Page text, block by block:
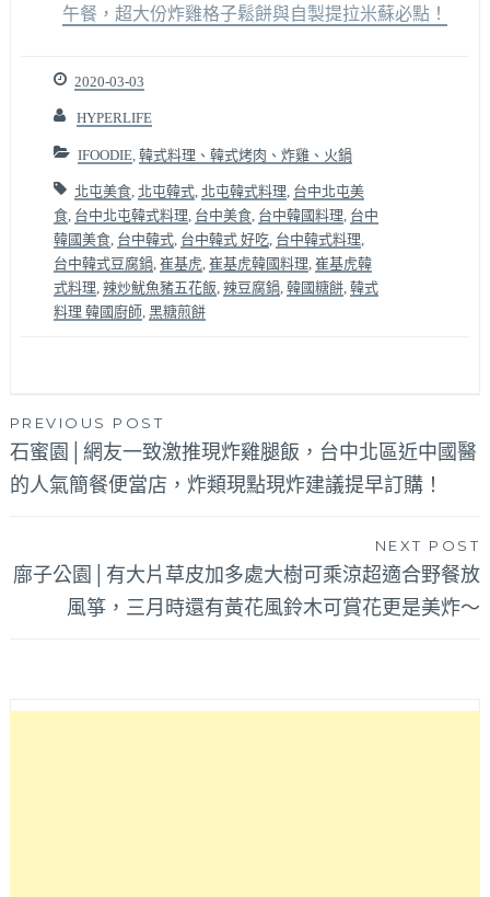
午餐，超大份炸雞格子鬆餅與自製提拉米蘇必點！
2020-03-03
HYPERLIFE
IFOODIE, 韓式料理、韓式烤肉、炸雞、火鍋
北屯美食, 北屯韓式, 北屯韓式料理
台中北屯美
食, 台中北屯韓式料理 台中美食, 台中韓國料理
台中
韓國美食, 台中韓式, 台中韓式 好吃, 台中韓式料理
台中韓式豆腐鍋, 崔基虎 崔基虎韓國料理 崔基虎韓
式料理 辣炒魷魚豬五花飯 辣豆腐鍋, 韓國糖餅, 韓式
料理 韓國廚師 黑糖煎餅
文
章
導
PREVIOUS POST
石蜜園│網友一致激推現炸雞腿飯，台中北區近中國醫
的人氣簡餐便當店，炸類現點現炸建議提早訂購！
NEXT POST
廍子公園│有大片草皮加多處大樹可乘涼超適合野餐放
風箏，三月時還有黃花風鈴木可賞花更是美炸～